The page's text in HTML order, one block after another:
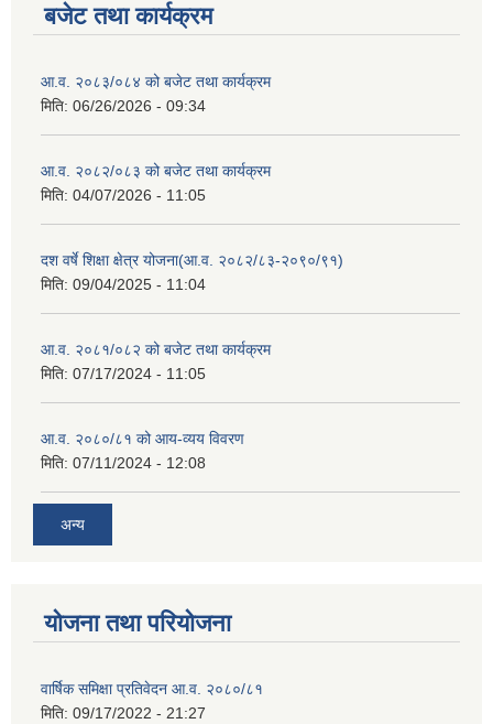
बजेट तथा कार्यक्रम
आ.व. २०८३/०८४ को बजेट तथा कार्यक्रम
मिति: 06/26/2026 - 09:34
आ.व. २०८२/०८३ को बजेट तथा कार्यक्रम
मिति: 04/07/2026 - 11:05
दश वर्षे शिक्षा क्षेत्र योजना(आ.व. २०८२/८३-२०९०/९१)
मिति: 09/04/2025 - 11:04
आ.व. २०८१/०८२ को बजेट तथा कार्यक्रम
मिति: 07/17/2024 - 11:05
आ.व. २०८०/८१ को आय-व्यय विवरण
मिति: 07/11/2024 - 12:08
अन्य
योजना तथा परियोजना
वार्षिक समिक्षा प्रतिवेदन आ.व. २०८०/८१
मिति: 09/17/2022 - 21:27